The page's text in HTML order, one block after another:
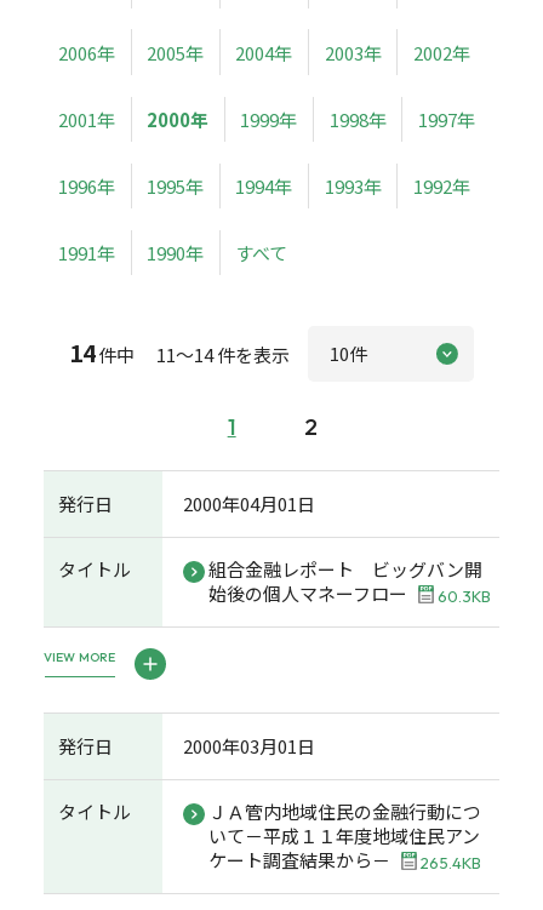
2006年 2005年 2004年 2003年 2002年
2001年 2000年 1999年 1998年 1997年
1996年 1995年 1994年 1993年 1992年
1991年 1990年 すべて
14件中 11～14 件を表示
1 2
発行日 2000年04月01日
タイトル
組合金融レポート ビッグバン開
始後の個人マネーフロー
60.3KB
VIEW MORE
発行日 2000年03月01日
タイトル
ＪＡ管内地域住民の金融行動につ
いて－平成１１年度地域住民アン
ケート調査結果から－
265.4KB